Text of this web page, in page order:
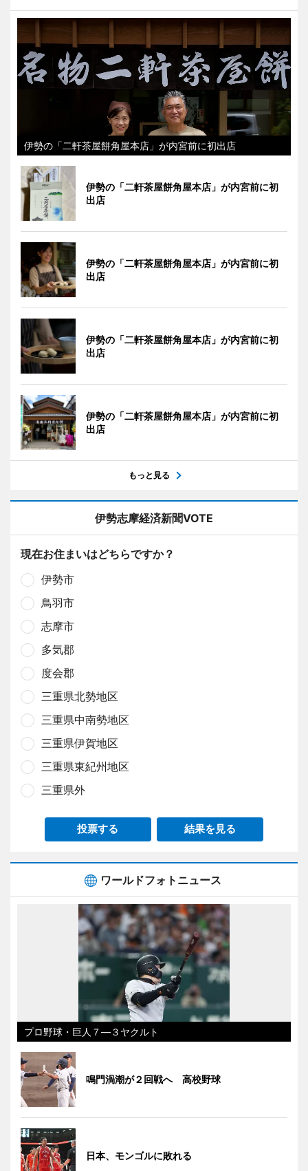
伊勢の「二軒茶屋餅角屋本店」が内宮前に初出店
伊勢の「二軒茶屋餅角屋本店」が内宮前に初
出店
伊勢の「二軒茶屋餅角屋本店」が内宮前に初
出店
伊勢の「二軒茶屋餅角屋本店」が内宮前に初
出店
伊勢の「二軒茶屋餅角屋本店」が内宮前に初
出店
もっと見る
伊勢志摩経済新聞VOTE
現在お住まいはどちらですか？
伊勢市
鳥羽市
志摩市
多気郡
度会郡
三重県北勢地区
三重県中南勢地区
三重県伊賀地区
三重県東紀州地区
三重県外
投票する 結果を見る
ワールドフォトニュース
プロ野球・巨人７―３ヤクルト
鳴門渦潮が２回戦へ 高校野球
日本、モンゴルに敗れる